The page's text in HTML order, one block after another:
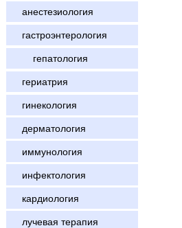
анестезиология
гастроэнтерология
гепатология
гериатрия
гинекология
дерматология
иммунология
инфектология
кардиология
лучевая терапия